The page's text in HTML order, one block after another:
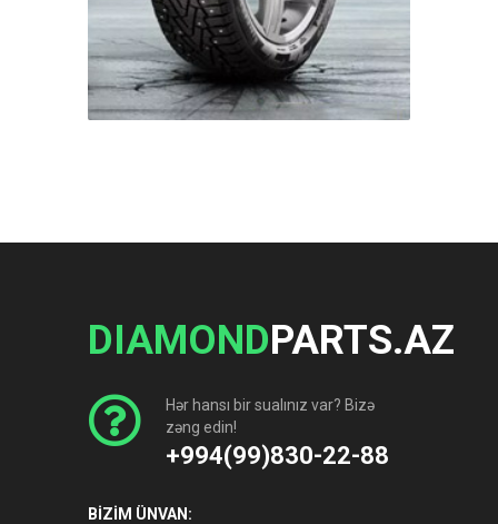
DIAMONDPARTS.AZ
Hər hansı bir sualınız var? Bizə
zəng edin!
+994(99)830-22-88
BİZİM ÜNVAN: